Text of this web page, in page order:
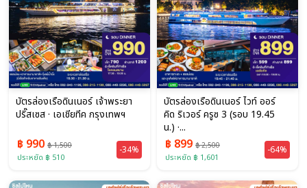
บัตรล่องเรือดินเนอร์ เจ้าพระยา
ปริ๊สเซส · เอเชียทีค กรุงเทพฯ
฿ 990 ฿ 1,500
ประหยัด ฿ 510
-34%
บัตรล่องเรือดินเนอร์ ไวท์ ออร์
คิด ริเวอร์ ครูซ 3 (รอบ 19.45
น.) ·...
฿ 899 ฿ 2,500
ประหยัด ฿ 1,601
-64%